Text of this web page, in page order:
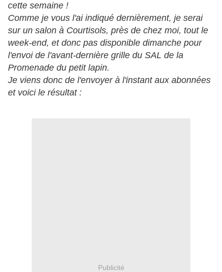
cette semaine !
Comme je vous l'ai indiqué dernièrement, je serai
sur un salon à Courtisols, près de chez moi, tout le
week-end, et donc pas disponible dimanche pour
l'envoi de l'avant-dernière grille du SAL de la
Promenade du petit lapin.
Je viens donc de l'envoyer à l'instant aux abonnées
et voici le résultat :
Publicité